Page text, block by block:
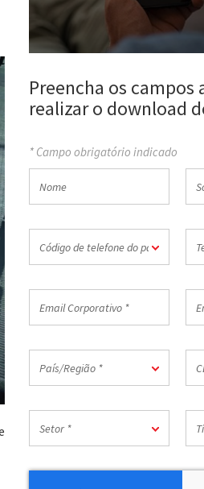
Preencha os campos
realizar o download
* Campo obrigatório indicado
de
do
país
*
Código de telefone do país *
Corporativo
País/Região *
de
Setor *